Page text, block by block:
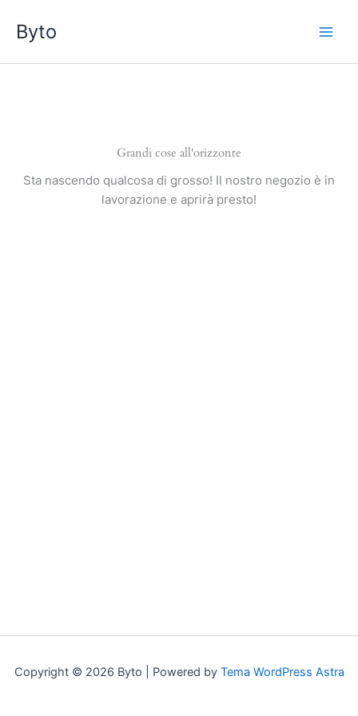
contenuto
Byto
Grandi cose all'orizzonte
Sta nascendo qualcosa di grosso! Il nostro negozio è in
lavorazione e aprirà presto!
Copyright © 2026 Byto | Powered by Tema WordPress Astra